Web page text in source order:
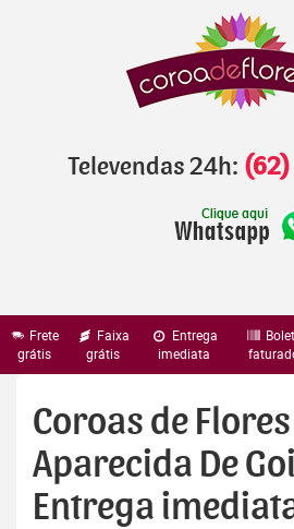
Televendas 24h:
Frete
grátis
Faixa
grátis
Entrega
imediata
Coroas de
Aparecida De
Entrega